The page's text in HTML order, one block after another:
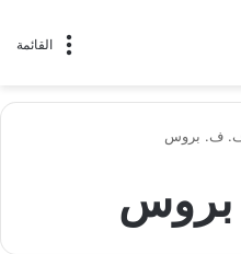
القائمة
ف. بروس